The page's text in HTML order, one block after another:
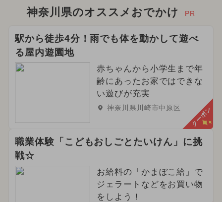
神奈川県のオススメおでかけ PR
駅から徒歩4分！雨でも体を動かして遊べ
る屋内遊園地
赤ちゃんから小学生まで年
齢にあったお家ではできな
い遊びが充実
神奈川県川崎市中原区 クーポン
職業体験「こどもおしごとたいけん」に挑
戦☆
お給料の「かまぼこ給」で
ジェラートなどをお買い物
をしよう！